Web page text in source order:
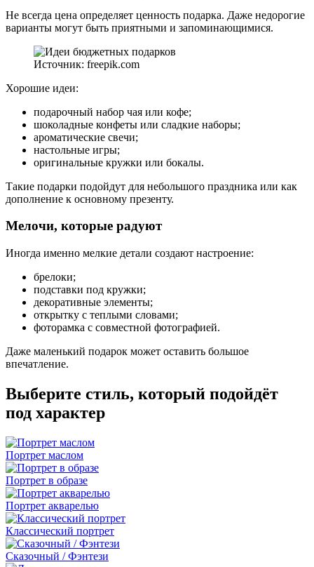
Не всегда цена определяет ценность подарка. Даже недорогие
варианты могут быть приятными и запоминающимися.
Источник: freepik.com
Хорошие идеи:
подарочный набор чая или кофе;
шоколадные конфеты или сладкие наборы;
ароматические свечи;
настольные игры;
оригинальные кружки или бокалы.
Такие подарки подойдут для небольшого праздника или как
дополнение к основному презенту.
Мелочи, которые радуют
Иногда именно мелкие детали создают настроение:
брелоки;
подставки под кружки;
декоративные элементы;
открытку с теплыми словами;
фоторамка с совместной фотографией.
Даже маленький подарок может оставить большое
впечатление.
Выберите стиль, который подойдёт
под характер
Портрет маслом
Портрет в образе
Портрет акварелью
Классический портрет
Сказочный / Фэнтези